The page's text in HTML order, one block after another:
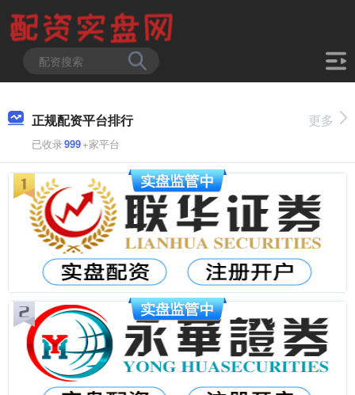
正规配资平台排行
已收录999+家平台
更多